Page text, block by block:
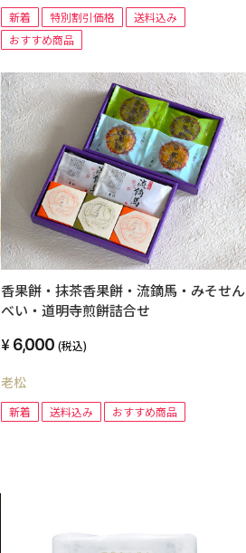
新着 特別割引価格
送料込み
おすすめ商品
香果餅・抹茶香果餅・流鏑馬・みそせん
べい・道明寺煎餅詰合せ
6,000 (税込)
老松
新着 送料込み おすすめ商品